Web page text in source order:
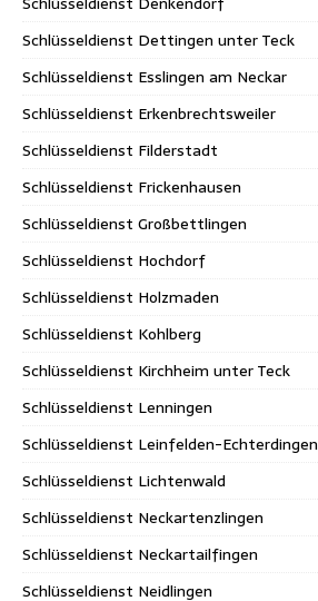
Schlüsseldienst Dettingen unter Teck
Schlüsseldienst Esslingen am Neckar
Schlüsseldienst Erkenbrechtsweiler
Schlüsseldienst Filderstadt
Schlüsseldienst Frickenhausen
Schlüsseldienst Großbettlingen
Schlüsseldienst Hochdorf
Schlüsseldienst Holzmaden
Schlüsseldienst Kohlberg
Schlüsseldienst Kirchheim unter Teck
Schlüsseldienst Lenningen
Schlüsseldienst Leinfelden-Echterdingen
Schlüsseldienst Lichtenwald
Schlüsseldienst Neckartenzlingen
Schlüsseldienst Neckartailfingen
Schlüsseldienst Neidlingen